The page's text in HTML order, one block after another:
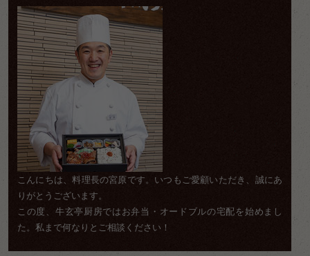
こんにちは、料理長の宮原です。いつもご愛顧いただき、誠にあ
りがとうございます。
この度、牛玄亭厨房ではお弁当・オードブルの宅配を始めまし
た。私まで何なりとご相談ください！